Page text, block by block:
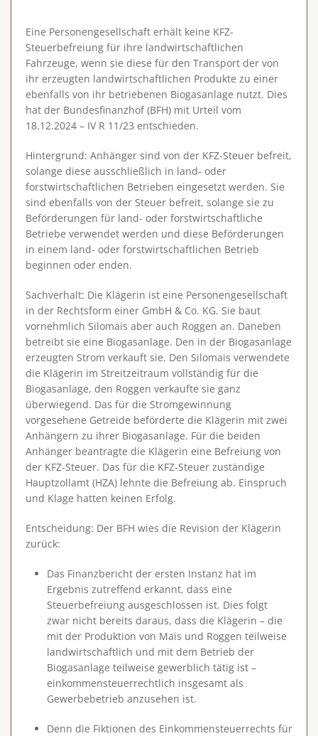
Eine Personengesellschaft erhält keine KFZ-
Steuerbefreiung für ihre landwirtschaftlichen
Fahrzeuge, wenn sie diese für den Transport der von
ihr erzeugten landwirtschaftlichen Produkte zu einer
ebenfalls von ihr betriebenen Biogasanlage nutzt. Dies
hat der Bundesfinanzhof (BFH) mit Urteil vom
18.12.2024 – IV R 11/23 entschieden.
Hintergrund: Anhänger sind von der KFZ-Steuer befreit,
solange diese ausschließlich in land- oder
forstwirtschaftlichen Betrieben eingesetzt werden. Sie
sind ebenfalls von der Steuer befreit, solange sie zu
Beförderungen für land- oder forstwirtschaftliche
Betriebe verwendet werden und diese Beförderungen
in einem land- oder forstwirtschaftlichen Betrieb
beginnen oder enden.
Sachverhalt: Die Klägerin ist eine Personengesellschaft
in der Rechtsform einer GmbH & Co. KG. Sie baut
vornehmlich Silomais aber auch Roggen an. Daneben
betreibt sie eine Biogasanlage. Den in der Biogasanlage
erzeugten Strom verkauft sie. Den Silomais verwendete
die Klägerin im Streitzeitraum vollständig für die
Biogasanlage, den Roggen verkaufte sie ganz
überwiegend. Das für die Stromgewinnung
vorgesehene Getreide beförderte die Klägerin mit zwei
Anhängern zu ihrer Biogasanlage. Für die beiden
Anhänger beantragte die Klägerin eine Befreiung von
der KFZ-Steuer. Das für die KFZ-Steuer zuständige
Hauptzollamt (HZA) lehnte die Befreiung ab. Einspruch
und Klage hatten keinen Erfolg.
Entscheidung: Der BFH wies die Revision der Klägerin
zurück:
Das Finanzbericht der ersten Instanz hat im
Ergebnis zutreffend erkannt, dass eine
Steuerbefreiung ausgeschlossen ist. Dies folgt
zwar nicht bereits daraus, dass die Klägerin – die
mit der Produktion von Mais und Roggen teilweise
landwirtschaftlich und mit dem Betrieb der
Biogasanlage teilweise gewerblich tätig ist –
einkommensteuerrechtlich insgesamt als
Gewerbebetrieb anzusehen ist.
Denn die Fiktionen des Einkommensteuerrechts für